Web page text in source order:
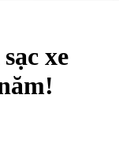
xe